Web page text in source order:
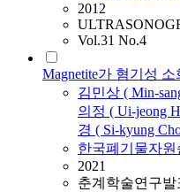
2012
Vol.31 No.4
Magnetite가 혐기성
김민상 ( Min-
의정 ( Ui-jeong
경 ( Si-kyung
한국폐기물자원
2021
춘계학술연구발